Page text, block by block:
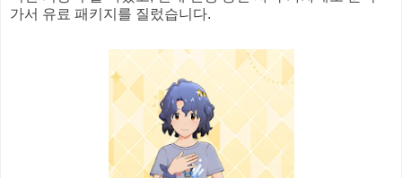
가서 유료 패키지를 질렀습니다.